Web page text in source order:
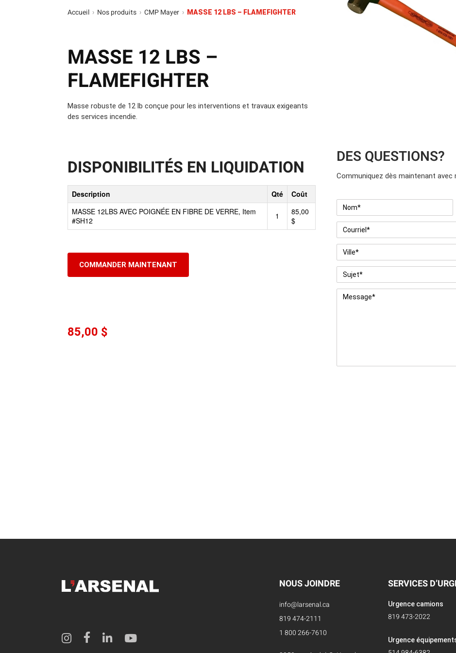
Demande de retour ou d’échange
INSPECTION D’ÉCHELLES
Location d’habit de combat
Planifier un rendez-vous
DES QUESTIONS?
Communiquez dès maintenant
Nom *
Courriel *
Ville *
Sujet *
Message *
Accueil › Nos produits › CMP Mayer › MASSE 12 LBS – FLAMEFIGHTER
MASSE 12 LBS –
FLAMEFIGHTER
Masse robuste de 12 lb conçue pour les interventions et travaux exigeants
des services incendie.
DISPONIBILITÉS EN LIQUIDATION
Description Qté
Coût
MASSE 12LBS AVEC POIGNÉE EN FIBRE DE VERRE, Item
#SH12
1
85,00
$
COMMANDER MAINTENANT
85,00 $
NOUS JOINDRE
info@larsenal.ca
819 474-2111
1 800 266-7610
SERVICES
Urgence camions
819 473-2022
Urgence